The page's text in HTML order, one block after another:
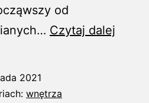
od
Czytaj dalej
2021
wnętrza